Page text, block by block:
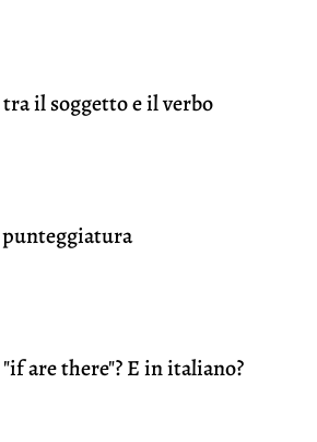
il soggetto e il verbo
are there"? E in italiano?